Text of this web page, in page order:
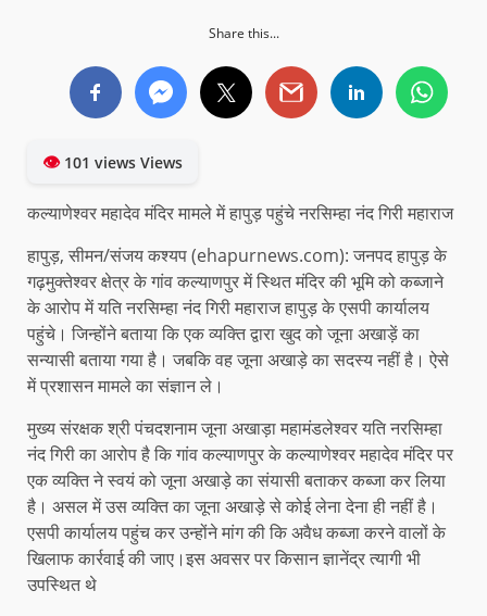
Share this...
👁101 views Views
कल्याणेश्वर महादेव मंदिर मामले में हापुड़ पहुंचे नरसिम्हा नंद गिरी महाराज
हापुड़, सीमन/संजय कश्यप (ehapurnews.com): जनपद हापुड़ के
गढ़मुक्तेश्वर क्षेत्र के गांव कल्याणपुर में स्थित मंदिर की भूमि को कब्जाने
के आरोप में यति नरसिम्हा नंद गिरी महाराज हापुड़ के एसपी कार्यालय
पहुंचे। जिन्होंने बताया कि एक व्यक्ति द्वारा खुद को जूना अखाड़ें का
सन्यासी बताया गया है। जबकि वह जूना अखाड़े का सदस्य नहीं है। ऐसे
में प्रशासन मामले का संज्ञान ले।
मुख्य संरक्षक श्री पंचदशनाम जूना अखाड़ा महामंडलेश्वर यति नरसिम्हा
नंद गिरी का आरोप है कि गांव कल्याणपुर के कल्याणेश्वर महादेव मंदिर पर
एक व्यक्ति ने स्वयं को जूना अखाड़े का संयासी बताकर कब्जा कर लिया
है। असल में उस व्यक्ति का जूना अखाड़े से कोई लेना देना ही नहीं है।
एसपी कार्यालय पहुंच कर उन्होंने मांग की कि अवैध कब्जा करने वालों के
खिलाफ कार्रवाई की जाए।इस अवसर पर किसान ज्ञानेंद्र त्यागी भी
उपस्थित थे